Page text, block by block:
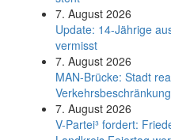
7. August 2026
Update: 14-Jährige
vermisst
7. August 2026
MAN-Brücke: Stadt
7. August 2026
V-Partei­³ fordert: